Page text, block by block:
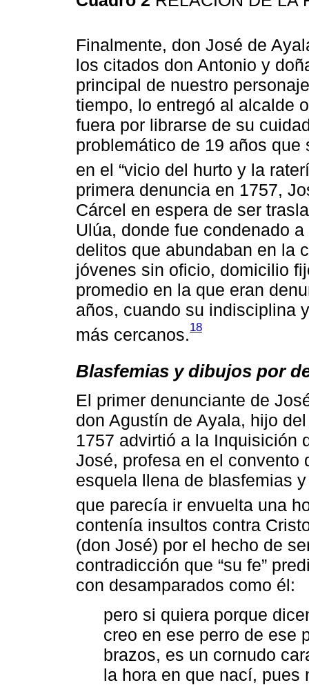
Finalmente, don José de
los citados don Antonio y
principal de nuestro
tiempo, lo entregó al alcalde
fuera por librarse de su
problemático de 19 años
en el “vicio del hurto y la
primera denuncia en 1757,
Cárcel en espera de ser
Ulúa, donde fue condenado
delitos que abundaban en la
jóvenes sin oficio, domicilio
promedio en la que eran
años, cuando su indisciplina
más cercanos.18
Blasfemias y dibujos por
El primer denunciante de
don Agustín de Ayala, hijo
1757 advirtió a la Inquisición
José, profesa en el convento
esquela llena de blasfemias
que parecía ir envuelta una
contenía insultos contra
(don José) por el hecho de
contradicción que “su fe”
con desamparados como él:
pero si quiera porque
creo en ese perro de ese
brazos, es un cornudo
la hora en que nací, pues